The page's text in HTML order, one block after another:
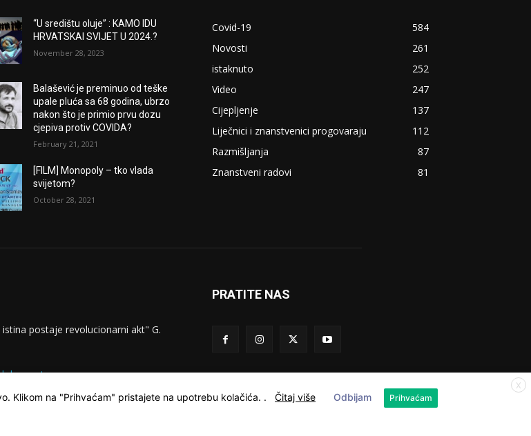
“U središtu oluje” : KAMO IDU
HRVATSKAI SVIJET U 2024.?
November 28, 2023
Balašević je preminuo od teške
upale pluća sa 68 godina, ubrzo
nakon što je primio prvu dozu
cjepiva protiv COVIDA?
February 21, 2021
[FILM] Monopoly – tko vlada
svijetom?
October 28, 2021
Covid-19
584
Novosti
261
istaknuto
252
Video
247
Cijepljenje
137
Liječnici i znanstvenici progovaraju
112
Razmišljanja
87
Znanstveni radovi
81
postaje revolucionarni akt" G.
PRATITE NAS
X
Klikom na "Prihvaćam" pristajete na upotrebu kolačića. . Čitaj više Odbijam Prihvaćam